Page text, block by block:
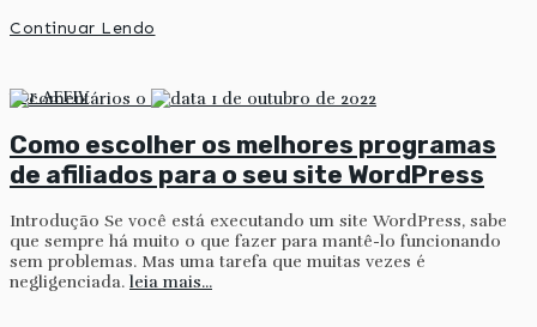
Continuar Lendo
por AFFIV 0 1 de outubro de 2022
Como escolher os melhores programas
de afiliados para o seu site WordPress
Introdução Se você está executando um site WordPress, sabe
que sempre há muito o que fazer para mantê-lo funcionando
sem problemas. Mas uma tarefa que muitas vezes é
negligenciada. leia mais...